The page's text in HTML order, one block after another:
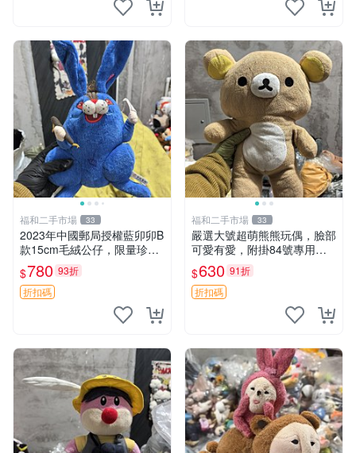
福和二手市場 33
2023年中國郵局授權藍卯卯B
款15cm毛絨公仔，限量珍藏
版 毛絨玩具 新年禮品 藍卯卯
限量版 15cm
$780 93折
折扣碼
福和二手市場 33
嚴選大號超萌熊熊玩偶，臉部
可愛有愛，附掛84號專用
袋，適合收藏與送禮 寶寶熊
玩具 熊抱枕
$630 91折
折扣碼